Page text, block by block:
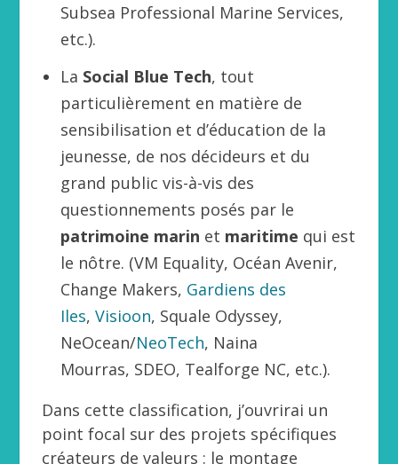
Subsea Professional Marine Services,
etc.).
La Social Blue Tech, tout
particulièrement en matière de
sensibilisation et d’éducation de la
jeunesse, de nos décideurs et du
grand public vis-à-vis des
questionnements posés par le
patrimoine marin et maritime qui est
le nôtre. (VM Equality, Océan Avenir,
Change Makers, Gardiens des
Iles, Visioon, Squale Odyssey,
NeOcean/NeoTech, Naina
Mourras, SDEO, Tealforge NC, etc.).
Dans cette classification, j’ouvrirai un
point focal sur des projets spécifiques
créateurs de valeurs : le montage